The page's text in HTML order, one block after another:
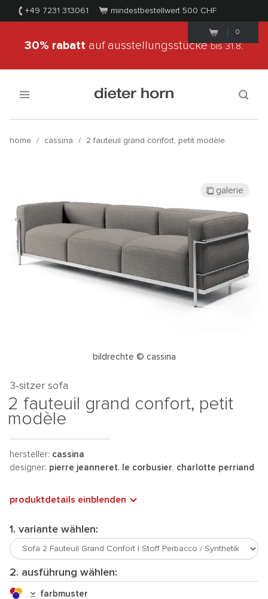
+49 7231 313061 mindestbestellwert 500 CHF
0
30% rabatt auf ausstellungsstückebis 31.8.
home / cassina / 2 fauteuil grand confort, petit modèle
bildrechte © cassina
galerie
3-sitzer sofa
2 fauteuil grand confort, petit
modèle
hersteller: cassina
designer: pierre jeanneret, le corbusier, charlotte perriand
produktdetails einblenden
1. variante wählen:
2. ausführung wählen:
farbmuster